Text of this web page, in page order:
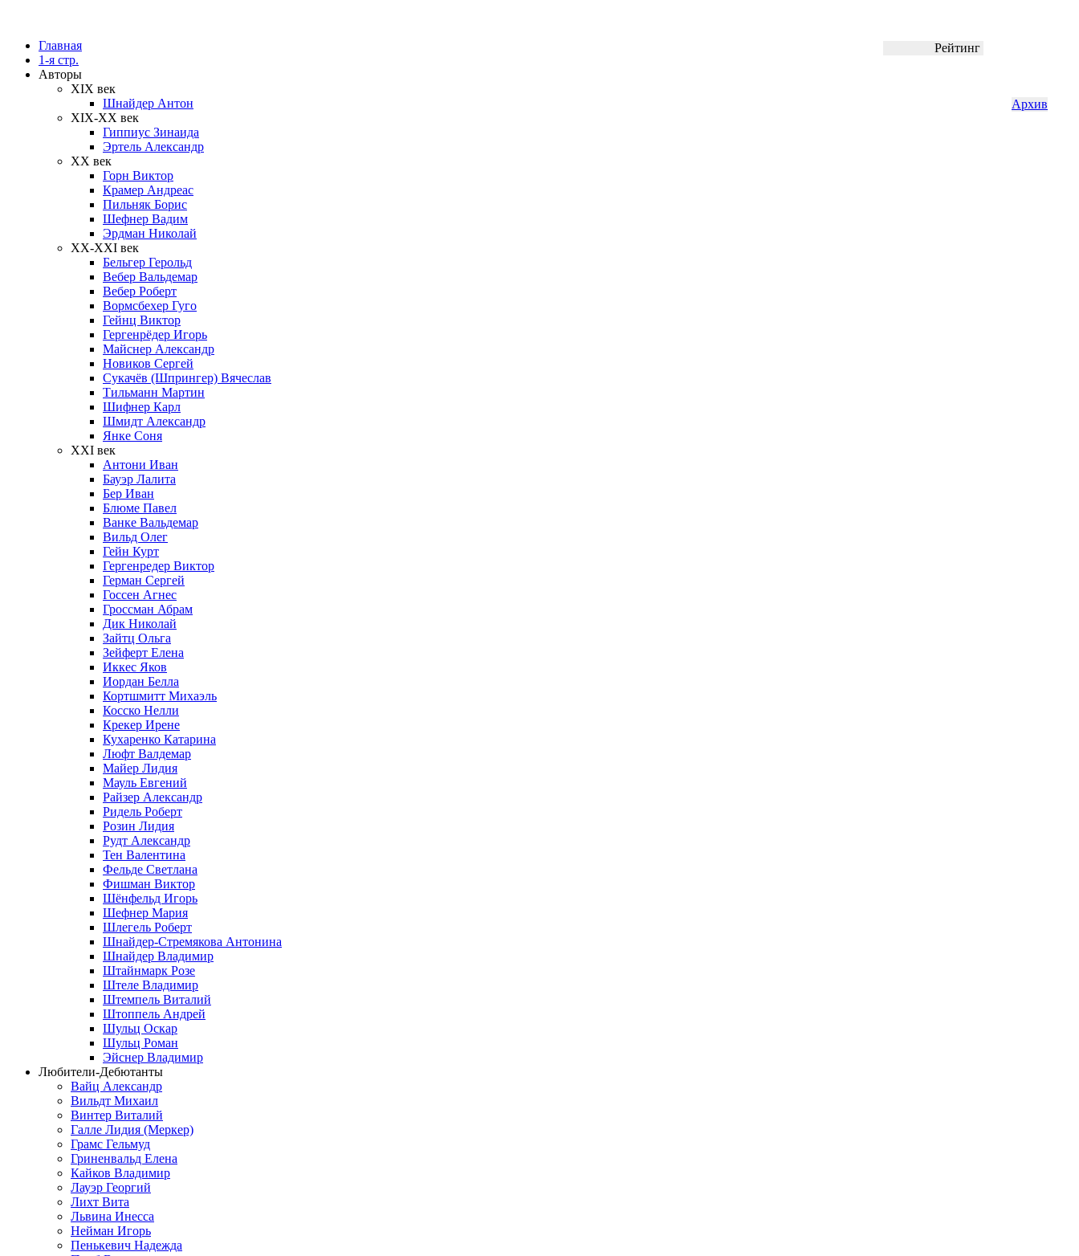
Главная
1-я стр.
Авторы
XIX век
Шнайдер Антон
XIX-XX век
Гиппиус Зинаида
Эртель Александр
XX век
Горн Виктор
Крамер Андреас
Пильняк Борис
Шефнер Вадим
Эрдман Николай
ХХ-XXI век
Бельгер Герольд
Вебер Вальдемар
Вебер Роберт
Вормсбехер Гуго
Гейнц Виктор
Гергенрёдер Игорь
Майснер Александр
Новиков Сергей
Сукачёв (Шпрингер) Вячеслав
Тильманн Мартин
Шифнер Карл
Шмидт Александр
Янке Соня
XXI век
Антони Иван
Бауэр Лалита
Бер Иван
Блюме Павел
Ванке Вальдемар
Вильд Олег
Гейн Курт
Гергенредер Виктор
Герман Сергей
Госсен Агнес
Гроссман Абрам
Дик Николай
Зайтц Ольга
Зейферт Елена
Иккес Яков
Иордан Белла
Кортшмитт Михаэль
Косско Нелли
Крекер Ирене
Кухаренко Катарина
Люфт Валдемaр
Майер Лидия
Мауль Евгений
Райзер Александр
Ридель Роберт
Розин Лидия
Рудт Александр
Тен Валентина
Фельде Светлана
Фишман Виктор
Шёнфельд Игорь
Шефнер Мария
Шлегель Роберт
Шнайдер-Стремякова Антонина
Шнайдер Владимир
Штайнмарк Розe
Штеле Владимир
Штемпель Виталий
Штоппель Андрей
Шульц Оскар
Шульц Роман
Эйснер Владимир
Любители-Дебютанты
Вайц Александр
Вильдт Михаил
Винтер Виталий
Галле Лидия (Меркер)
Грамс Гельмуд
Гриненвальд Елена
Кайков Владимир
Лауэр Георгий
Лихт Вита
Львина Инесса
Нейман Игорь
Пенькевич Надежда
Рейтинг
Архив